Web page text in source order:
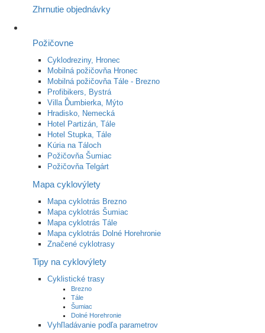
Zhrnutie objednávky
Požičovne
Cyklodreziny, Hronec
Mobilná požičovňa Hronec
Mobilná požičovňa Tále - Brezno
Profibikers, Bystrá
Villa Ďumbierka, Mýto
Hradisko, Nemecká
Hotel Partizán, Tále
Hotel Stupka, Tále
Kúria na Táloch
Požičovňa Šumiac
Požičovňa Telgárt
Mapa cyklovýlety
Mapa cyklotrás Brezno
Mapa cyklotrás Šumiac
Mapa cyklotrás Tále
Mapa cyklotrás Dolné Horehronie
Značené cyklotrasy
Tipy na cyklovýlety
Cyklistické trasy
Brezno
Tále
Šumiac
Dolné Horehronie
Vyhľladávanie podľa parametrov